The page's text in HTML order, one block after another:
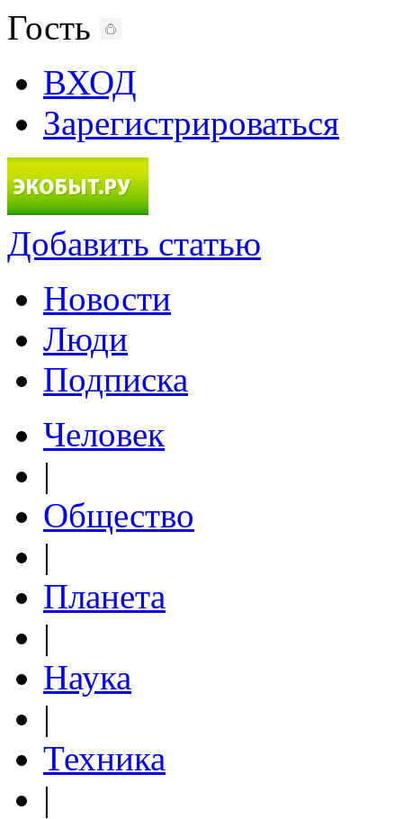
Гость
ВХОД
Зарегистрироваться
Добавить статью
Новости
Люди
Подписка
Человек
|
Общество
|
Планета
|
Наука
|
Техника
|